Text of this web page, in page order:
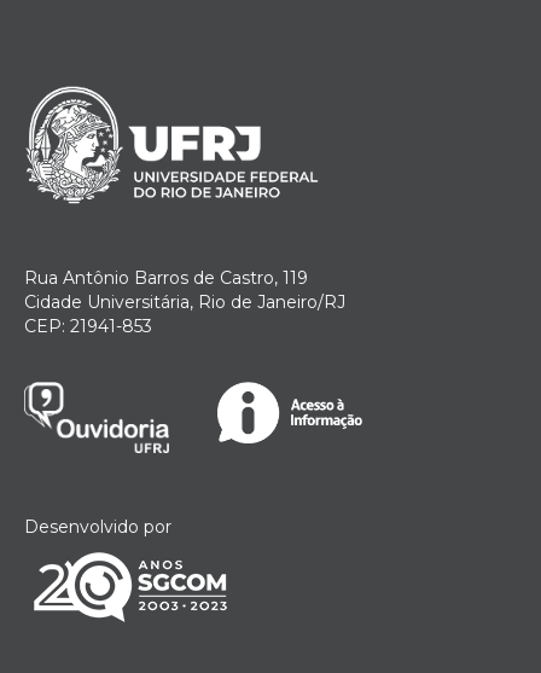
Rua Antônio Barros de Castro, 119
Cidade Universitária, Rio de Janeiro/RJ
CEP: 21941-853
Desenvolvido por